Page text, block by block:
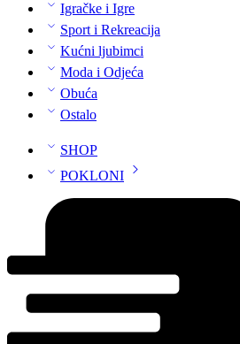
Igračke i Igre
Sport i Rekreacija
Kućni ljubimci
Moda i Odjeća
Obuća
Ostalo
SHOP
POKLONI